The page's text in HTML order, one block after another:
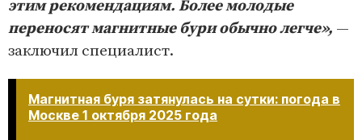
этим рекомендациям. Более молодые
переносят магнитные бури обычно легче», —
заключил специалист.
Магнитная буря затянулась на сутки: погода в
Москве 1 октября 2025 года